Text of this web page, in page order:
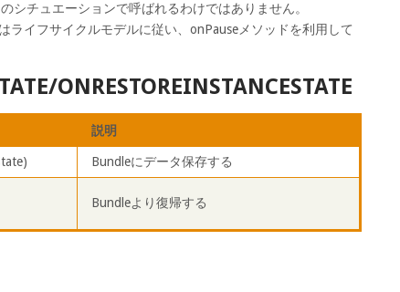
シチュエーションで呼ばれるわけではありません。
ライフサイクルモデルに従い、onPauseメソッドを利用して
ONRESTOREINSTANCESTATE
説明
Bundleにデータ保存する
Bundleより復帰する